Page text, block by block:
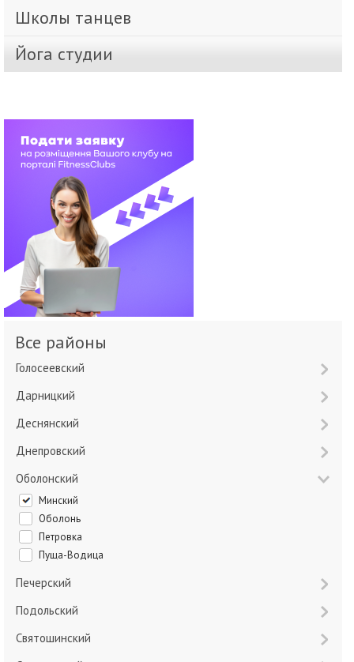
Школы танцев
Йога студии
Все районы
Голосеевский
Дарницкий
Деснянский
Днепровский
Оболонский
Минский
Оболонь
Петровка
Пуща-Водица
Печерский
Подольский
Святошинский